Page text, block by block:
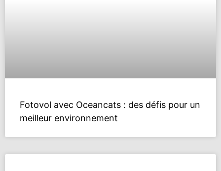
Fotovol avec Oceancats : des défis pour un
meilleur environnement